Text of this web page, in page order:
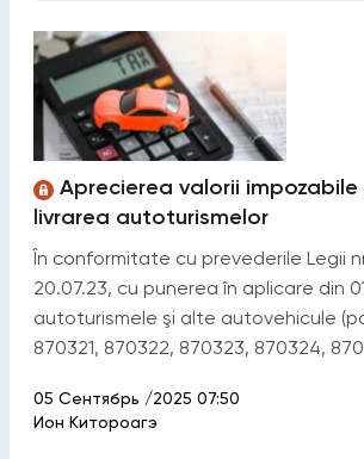
Aprecierea valorii impozabile
livrarea autoturismelor
În conformitate cu prevederile Legii
20.07.23, cu punerea în aplicare din
autoturismele şi alte autovehicule
870321, 870322, 870323, 870324,
05 Сентябрь /2025 07:50
Ион Китороагэ